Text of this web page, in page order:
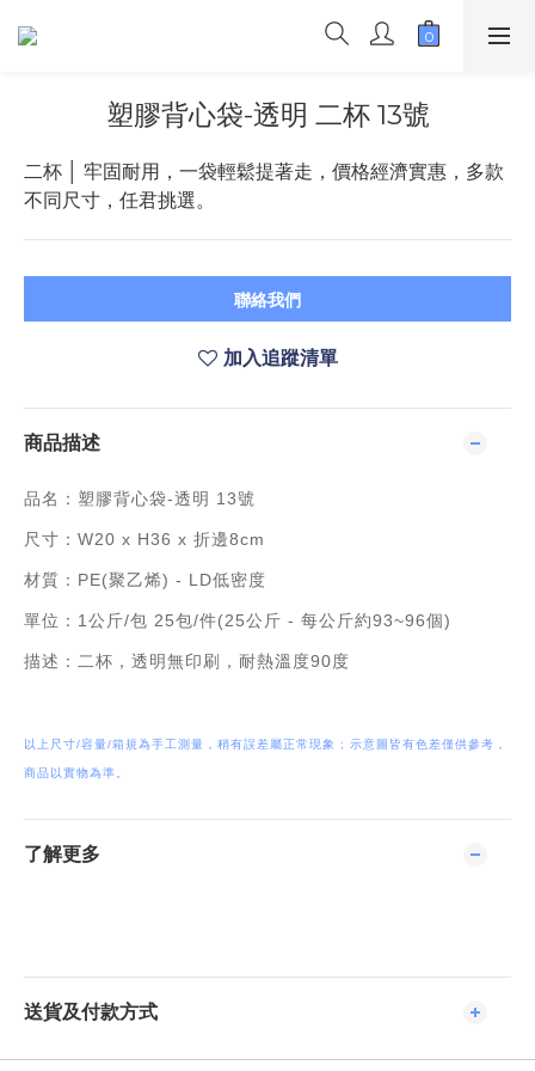
塑膠背心袋-透明 二杯 13號
二杯 │ 牢固耐用，一袋輕鬆提著走，價格經濟實惠，多款
不同尺寸，任君挑選。
聯絡我們
加入追蹤清單
商品描述
品名：塑膠背心袋-透明 13號
尺寸：W20 x H36 x 折邊8cm
材質：PE(聚乙烯) - LD低密度
單位：1公斤/包 25包/件(25公斤 - 每公斤約93~96個)
描述：二杯，透明無印刷，耐熱溫度90度
以上尺寸/容量/箱規為手工測量，稍有誤差屬正常現象 ; 示意圖皆有色差僅供參考，
商品以實物為準。
了解更多
送貨及付款方式